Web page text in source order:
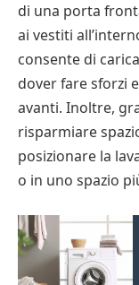
di una porta
ai vestiti
consente di
dover fare sforzi
avanti. Inoltre,
risparmiare
posizionare la
o in uno spazio